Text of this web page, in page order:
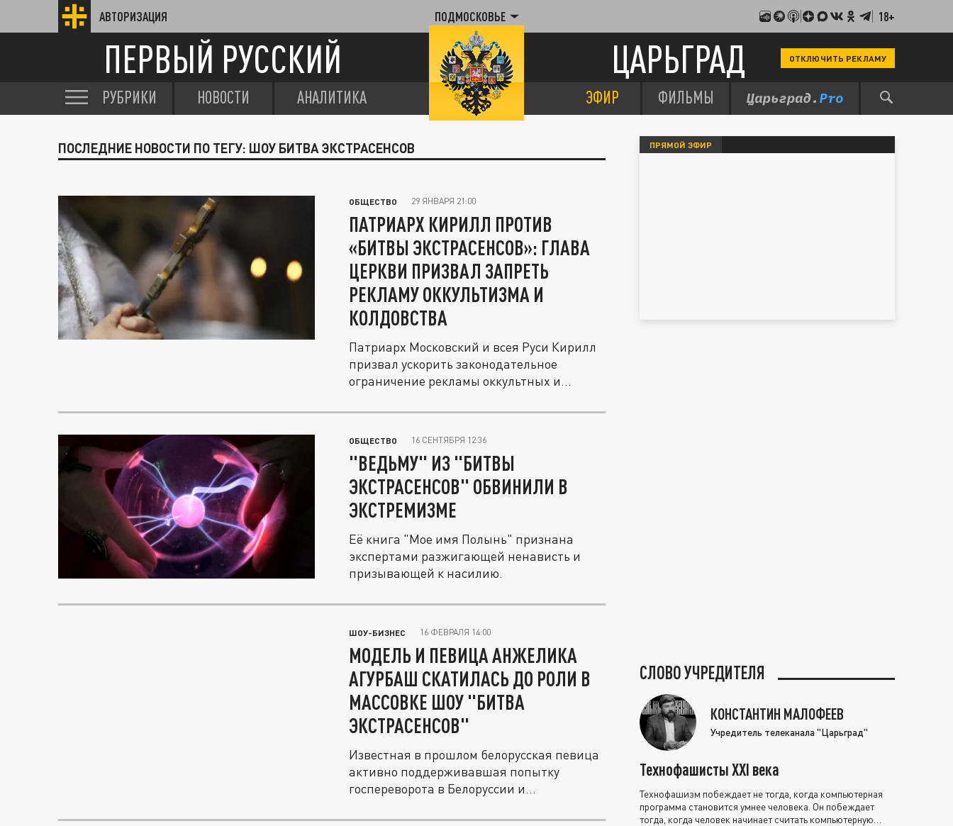
АВТОРИЗАЦИЯ ПОДМОСКОВЬЕ 18+
ПЕРВЫЙ РУССКИЙ ЦАРЬГРАД ОТКЛЮЧИТЬ РЕКЛАМУ
РУБРИКИ НОВОСТИ АНАЛИТИКА ЭФИР ФИЛЬМЫ
ПОСЛЕДНИЕ НОВОСТИ ПО ТЕГУ: ШОУ БИТВА ЭКСТРАСЕНСОВ
ОБЩЕСТВО 29 ЯНВАРЯ 21:00
ПАТРИАРХ КИРИЛЛ ПРОТИВ
«БИТВЫ ЭКСТРАСЕНСОВ»: ГЛАВА
ЦЕРКВИ ПРИЗВАЛ ЗАПРЕТЬ
РЕКЛАМУ ОККУЛЬТИЗМА И
КОЛДОВСТВА
Патриарх Московский и всея Руси Кирилл
призвал ускорить законодательное
ограничение рекламы оккультных и...
ОБЩЕСТВО 16 СЕНТЯБРЯ 12:36
"ВЕДЬМУ" ИЗ "БИТВЫ
ЭКСТРАСЕНСОВ" ОБВИНИЛИ В
ЭКСТРЕМИЗМЕ
Её книга "Мое имя Полынь" признана
экспертами разжигающей ненависть и
призывающей к насилию.
ШОУ-БИЗНЕС 16 ФЕВРАЛЯ 14:00
МОДЕЛЬ И ПЕВИЦА АНЖЕЛИКА
АГУРБАШ СКАТИЛАСЬ ДО РОЛИ В
МАССОВКЕ ШОУ "БИТВА
ЭКСТРАСЕНСОВ"
Известная в прошлом белорусская певица
активно поддерживавшая попытку
госпереворота в Белоруссии и
ПРЯМОЙ ЭФИР
СЛОВО УЧРЕДИТЕЛЯ
КОНСТАНТИН МАЛОФЕЕВ
Учредитель телеканала "Царьград"
Технофашисты XXI века
Технофашизм побеждает не тогда, когда компьютерная
программа становится умнее человека. Он побеждает
тогда, когда человек начинает считать компьютерную